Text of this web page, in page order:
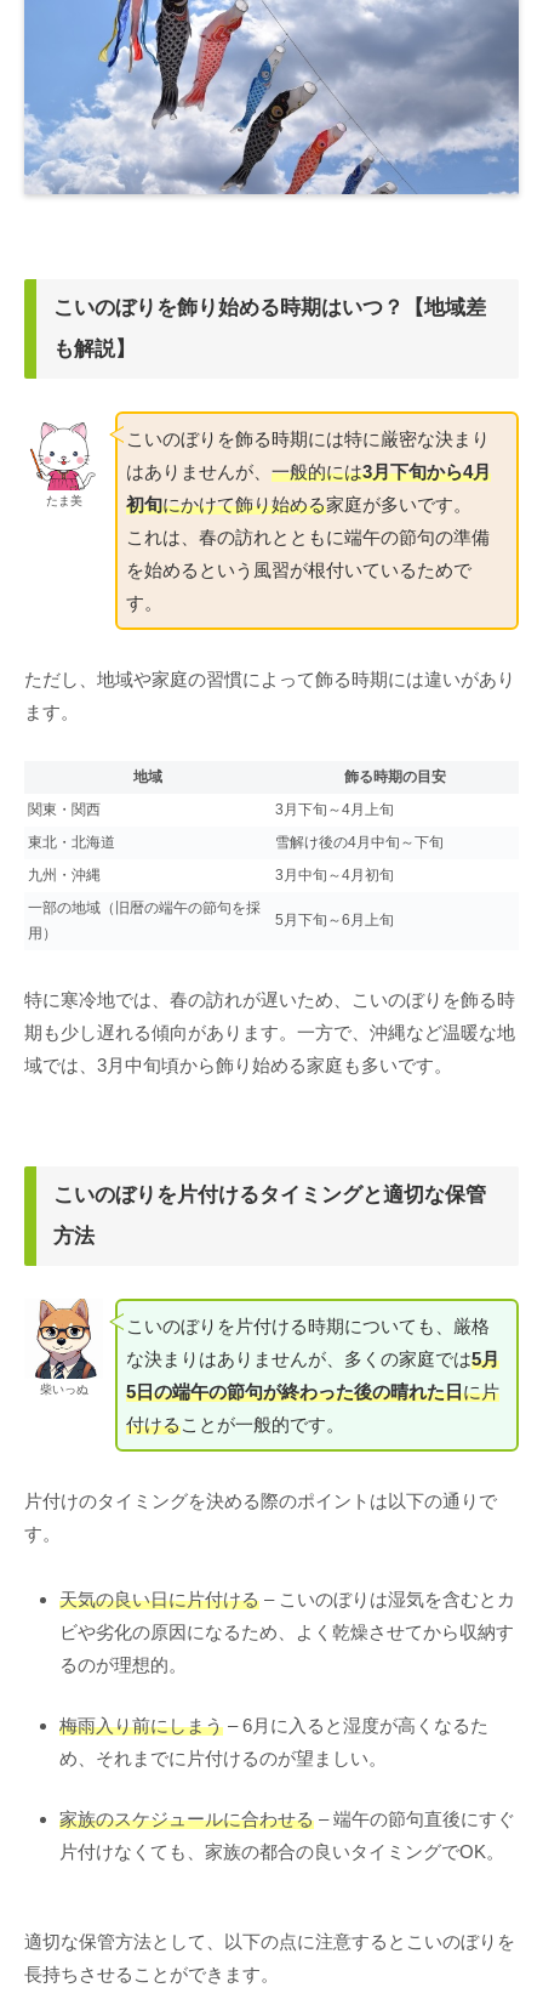
こいのぼりを飾り始める時期はいつ？【地域差
も解説】
たま美
こいのぼりを飾る時期には特に厳密な決まり
はありませんが、一般的には3月下旬から4月
初旬にかけて飾り始める家庭が多いです。
これは、春の訪れとともに端午の節句の準備
を始めるという風習が根付いているためで
す。
ただし、地域や家庭の習慣によって飾る時期には違いがあり
ます。
地域
飾る時期の目安
関東・関西
3月下旬～4月上旬
東北・北海道
雪解け後の4月中旬～下旬
九州・沖縄
3月中旬～4月初旬
一部の地域（旧暦の端午の節句を採
用）
5月下旬～6月上旬
特に寒冷地では、春の訪れが遅いため、こいのぼりを飾る時
期も少し遅れる傾向があります。一方で、沖縄など温暖な地
域では、3月中旬頃から飾り始める家庭も多いです。
こいのぼりを片付けるタイミングと適切な保管
方法
柴いっぬ
こいのぼりを片付ける時期についても、厳格
な決まりはありませんが、多くの家庭では5月
5日の端午の節句が終わった後の晴れた日に片
付けることが一般的です。
片付けのタイミングを決める際のポイントは以下の通りで
す。
天気の良い日に片付ける – こいのぼりは湿気を含むとカ
ビや劣化の原因になるため、よく乾燥させてから収納す
るのが理想的。
梅雨入り前にしまう – 6月に入ると湿度が高くなるた
め、それまでに片付けるのが望ましい。
家族のスケジュールに合わせる – 端午の節句直後にすぐ
片付けなくても、家族の都合の良いタイミングでOK。
適切な保管方法として、以下の点に注意するとこいのぼりを
長持ちさせることができます。